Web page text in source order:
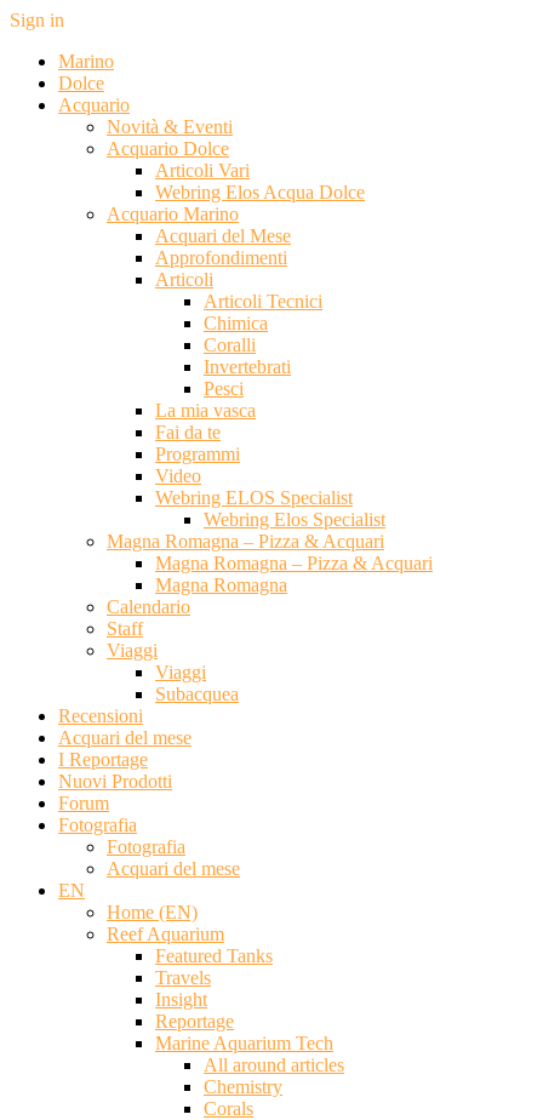
Sign in
Marino
Dolce
Acquario
Novità & Eventi
Acquario Dolce
Articoli Vari
Webring Elos Acqua Dolce
Acquario Marino
Acquari del Mese
Approfondimenti
Articoli
Articoli Tecnici
Chimica
Coralli
Invertebrati
Pesci
La mia vasca
Fai da te
Programmi
Video
Webring ELOS Specialist
Webring Elos Specialist
Magna Romagna – Pizza & Acquari
Magna Romagna – Pizza & Acquari
Magna Romagna
Calendario
Staff
Viaggi
Viaggi
Subacquea
Recensioni
Acquari del mese
I Reportage
Nuovi Prodotti
Forum
Fotografia
Fotografia
Acquari del mese
EN
Home (EN)
Reef Aquarium
Featured Tanks
Travels
Insight
Reportage
Marine Aquarium Tech
All around articles
Chemistry
Corals